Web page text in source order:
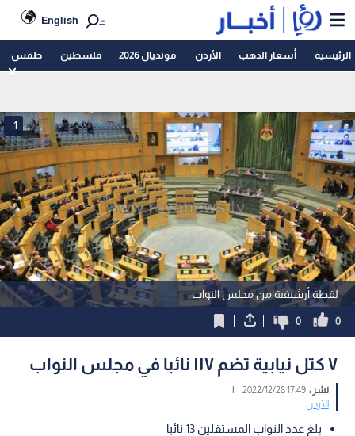
English
الرئيسية أسعار الذهب الأردن مونديال 2026 فلسطين طقس
لقطة أرشيفية من مجلس النواب
1
0
0
٧ كتل نيابية تضم ١١٧ نائبا في مجلس النواب
نشر :17:49 2022/12/28
|
الأردن
بلغ عدد النواب المستقلين 13 نائبا